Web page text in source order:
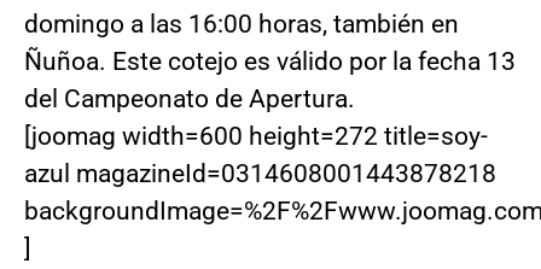
domingo a las 16:00 horas, también en
Ñuñoa. Este cotejo es válido por la fecha 13
del Campeonato de Apertura.
[joomag width=600 height=272 title=soy-
azul magazineId=0314608001443878218